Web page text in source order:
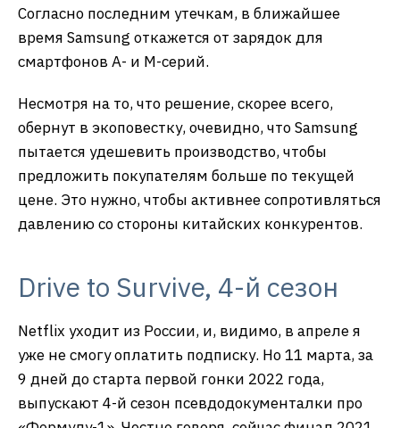
Согласно последним утечкам, в ближайшее
время Samsung откажется от зарядок для
смартфонов А- и М-серий.
Несмотря на то, что решение, скорее всего,
обернут в экоповестку, очевидно, что Samsung
пытается удешевить производство, чтобы
предложить покупателям больше по текущей
цене. Это нужно, чтобы активнее сопротивляться
давлению со стороны китайских конкурентов.
Drive to Survive, 4-й сезон
Netflix уходит из России, и, видимо, в апреле я
уже не смогу оплатить подписку. Но 11 марта, за
9 дней до старта первой гонки 2022 года,
выпускают 4-й сезон псевдодокументалки про